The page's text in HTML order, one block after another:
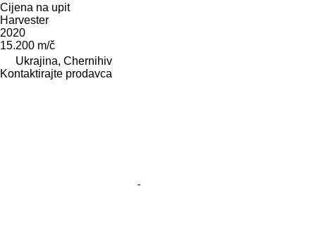
Cijena na upit
Harvester
2020
15.200 m/č
Ukrajina, Chernihiv
Kontaktirajte prodavca